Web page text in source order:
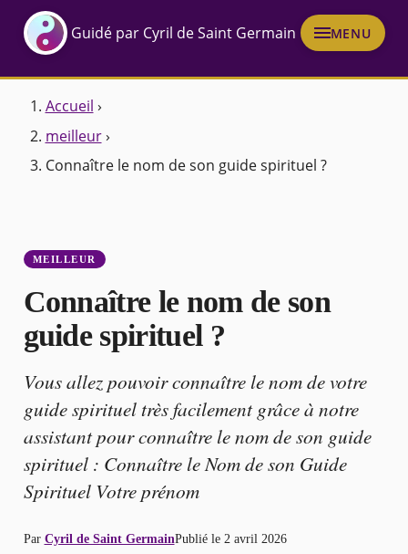
Guidé par Cyril de Saint Germain MENU
Accueil ›
meilleur ›
Connaître le nom de son guide spirituel ?
MEILLEUR
Connaître le nom de son
guide spirituel ?
Vous allez pouvoir connaître le nom de votre
guide spirituel très facilement grâce à notre
assistant pour connaître le nom de son guide
spirituel : Connaître le Nom de son Guide
Spirituel Votre prénom
Par Cyril de Saint GermainPublié le 2 avril 2026